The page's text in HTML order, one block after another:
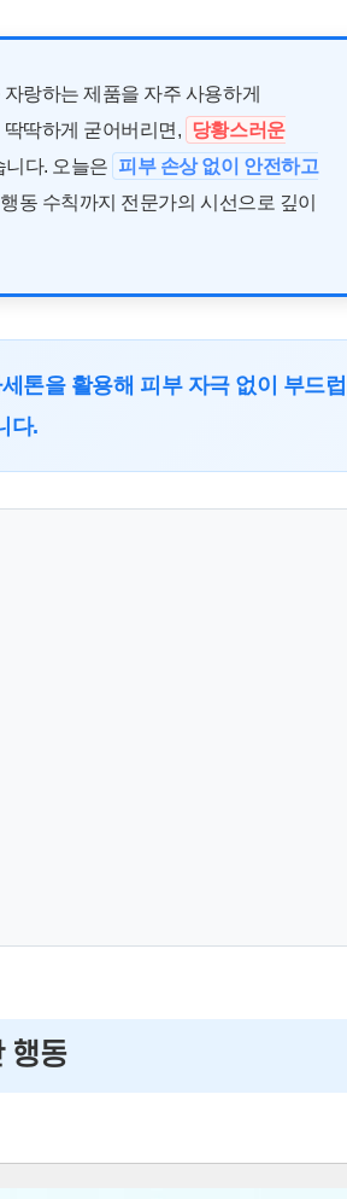
랑하는 제품을 자주 사용하게
딱하게 굳어버리면, 당황스러운
니다. 오늘은 피부 손상 없이 안전하고
동 수칙까지 전문가의 시선으로 깊이
톤을 활용해 피부 자극 없이 부드럽
다.
행동